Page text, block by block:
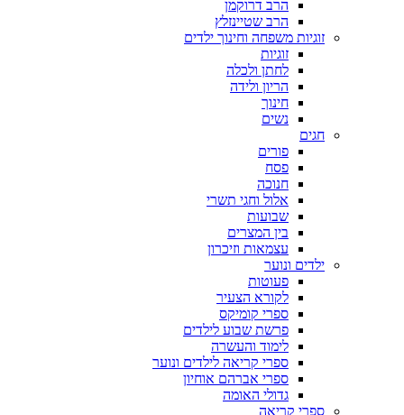
הרב דרוקמן
הרב שטיינזלץ
זוגיות משפחה וחינוך ילדים
זוגיות
לחתן ולכלה
הריון ולידה
חינוך
נשים
חגים
פורים
פסח
חנוכה
אלול וחגי תשרי
שבועות
בין המצרים
עצמאות וזיכרון
ילדים ונוער
פעוטות
לקורא הצעיר
ספרי קומיקס
פרשת שבוע לילדים
לימוד והעשרה
ספרי קריאה לילדים ונוער
ספרי אברהם אוחיון
גדולי האומה
ספרי קריאה